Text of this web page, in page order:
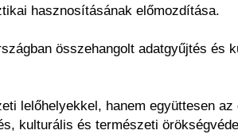
hasznosításának előmozdítása.
összehangolt adatgyűjtés
lelőhelyekkel, hanem együttesen
kulturális és természeti